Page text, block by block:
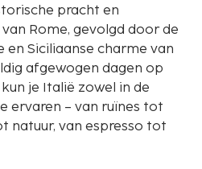
pracht en
Rome, gevolgd door de
en Siciliaanse charme van
afgewogen dagen op
je Italië zowel in de
ervaren – van ruïnes tot
natuur, van espresso tot